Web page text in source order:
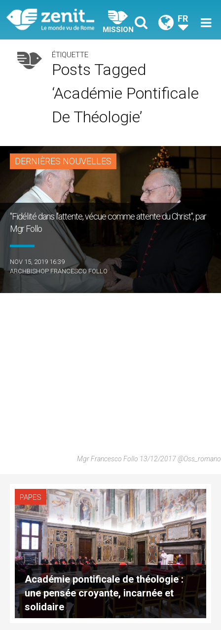
MISSION
FR
ÉTIQUETTE
Posts Tagged
‘Académie Pontificale
De Théologie’
DERNIÈRES NOUVELLES
"Fidélité dans l'attente, vécue comme attente du Christ", par
Mgr Follo
NOV 15, 2019 16:39
ARCHBISHOP FRANCESCO FOLLO
Mgr Francesco Follo 13/12/2017 @Oss_romano
PAPES
Académie pontificale de théologie :
une pensée croyante, incarnée et
solidaire